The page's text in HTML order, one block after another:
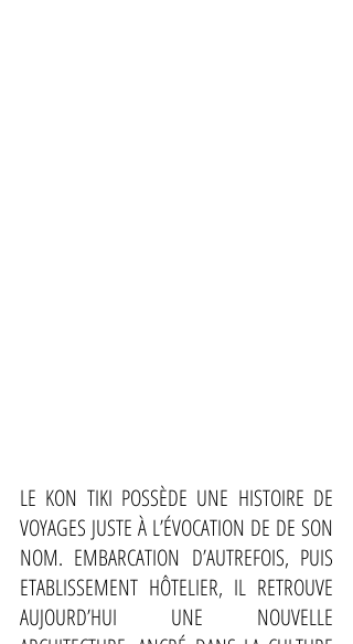
LE KON TIKI POSSÈDE UNE HISTOIRE DE
VOYAGES JUSTE À L’ÉVOCATION DE DE SON
NOM. EMBARCATION D’AUTREFOIS, PUIS
ETABLISSEMENT HÔTELIER, IL RETROUVE
AUJOURD’HUI UNE NOUVELLE